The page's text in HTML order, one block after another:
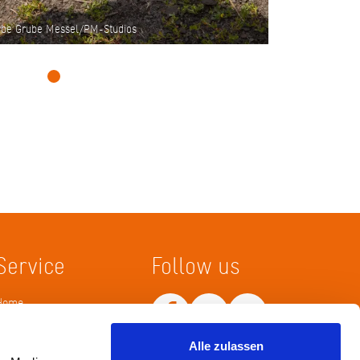
Alle zulassen
Grube Messel/PM-Studios
Follow us
Netiquette